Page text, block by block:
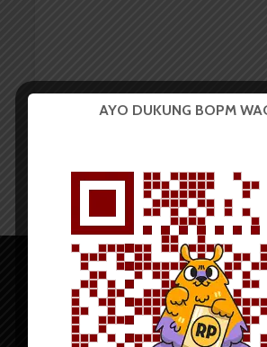
AYO DUKUNG BOPM